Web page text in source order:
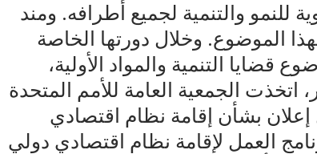
والتنمية لجميع أطرافه. ومند
الموضوع. وخلال دورتها الخاصة
قضايا التنمية والمواد الأولية،
اتخذت الجمعية العامة للأمم المتحدة
إعلان بشأن إقامة نظام اقتصادي
العمل لإقامة نظام اقتصادي دولي